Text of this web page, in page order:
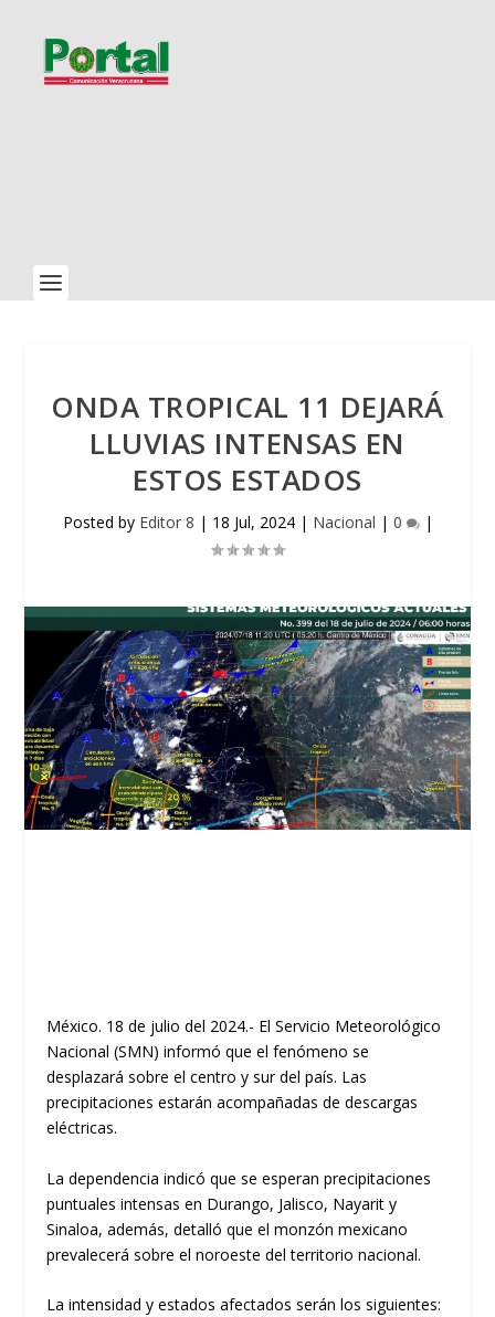
ONDA TROPICAL 11 DEJARÁ
LLUVIAS INTENSAS EN
ESTOS ESTADOS
Posted by Editor 8 | 18 Jul, 2024| Nacional | 0 |
México. 18 de julio del 2024.- El Servicio Meteorológico
Nacional (SMN) informó que el fenómeno se
desplazará sobre el centro y sur del país. Las
precipitaciones estarán acompañadas de descargas
eléctricas.
La dependencia indicó que se esperan precipitaciones
puntuales intensas en Durango, Jalisco, Nayarit y
Sinaloa, además, detalló que el monzón mexicano
prevalecerá sobre el noroeste del territorio nacional.
La intensidad y estados afectados serán los siguientes: